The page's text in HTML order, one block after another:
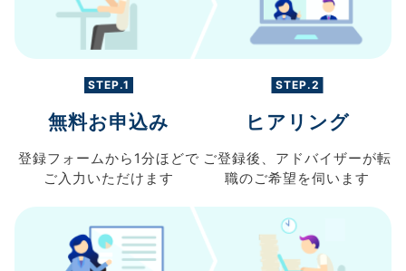
STEP.1
無料お申込み
登録フォームから 1分ほどで
ご入力 いただけます
STEP.2
ヒアリング
ご登録後、 アドバイザーが転
職のご希望を伺います